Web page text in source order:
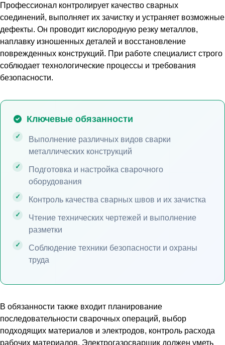
Профессионал контролирует качество сварных
соединений, выполняет их зачистку и устраняет возможные
дефекты. Он проводит кислородную резку металлов,
наплавку изношенных деталей и восстановление
поврежденных конструкций. При работе специалист строго
соблюдает технологические процессы и требования
безопасности.
Ключевые обязанности
Выполнение различных видов сварки
металлических конструкций
Подготовка и настройка сварочного
оборудования
Контроль качества сварных швов и их зачистка
Чтение технических чертежей и выполнение
разметки
Соблюдение техники безопасности и охраны
труда
В обязанности также входит планирование
последовательности сварочных операций, выбор
подходящих материалов и электродов, контроль расхода
рабочих материалов. Электрогазосварщик должен уметь